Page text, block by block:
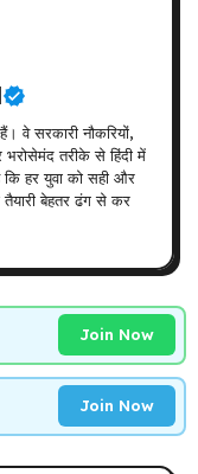
सरकारी नौकरियों,
तरीके से हिंदी में
कि हर युवा को सही और
तैयारी बेहतर ढंग से कर
Join Now
Join Now